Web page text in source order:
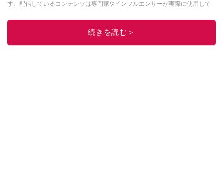
す。配信しているコンテンツは専門家やインフルエンサーが実際に使用して
ニュースでフォロー
続きを読む＞